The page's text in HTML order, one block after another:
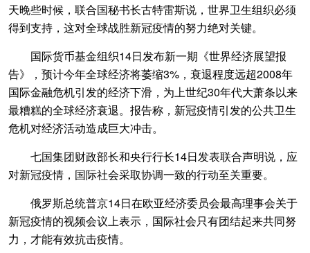
天晚些时候，联合国秘书长古特雷斯说，世界卫生组织必须
得到支持，这对全球战胜新冠疫情的努力绝对关键。
国际货币基金组织14日发布新一期《世界经济展望报
告》，预计今年全球经济将萎缩3%，衰退程度远超2008年
国际金融危机引发的经济下滑，为上世纪30年代大萧条以来
最糟糕的全球经济衰退。报告称，新冠疫情引发的公共卫生
危机对经济活动造成巨大冲击。
七国集团财政部长和央行行长14日发表联合声明说，应
对新冠疫情，国际社会采取协调一致的行动至关重要。
俄罗斯总统普京14日在欧亚经济委员会最高理事会关于
新冠疫情的视频会议上表示，国际社会只有团结起来共同努
力，才能有效抗击疫情。